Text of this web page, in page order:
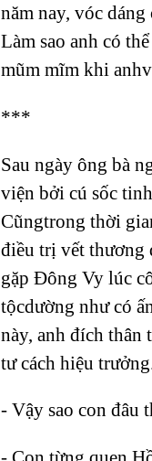
năm nay, vóc
Làm sao anh có
mũm mĩm khi
***
Sau ngày ông bà
viện bởi cú sốc
Cũngtrong thời
điều trị vết thương
gặp Đông Vy lúc
tộcdường như có
này, anh đích
tư cách hiệu
- Vậy sao con đâu